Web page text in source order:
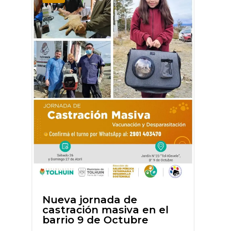
Nueva jornada de
castración masiva en el
barrio 9 de Octubre